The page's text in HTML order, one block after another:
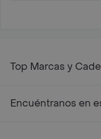
Top Marcas y
Encuéntranos en